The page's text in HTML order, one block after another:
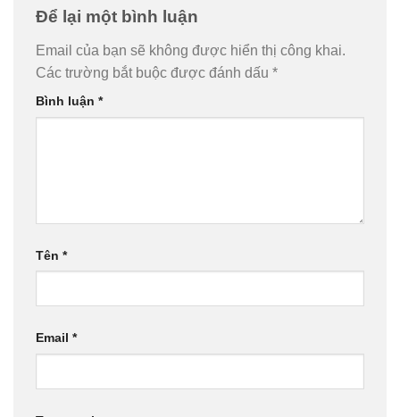
Để lại một bình luận
Email của bạn sẽ không được hiển thị công khai.
Các trường bắt buộc được đánh dấu *
Bình luận *
Tên *
Email *